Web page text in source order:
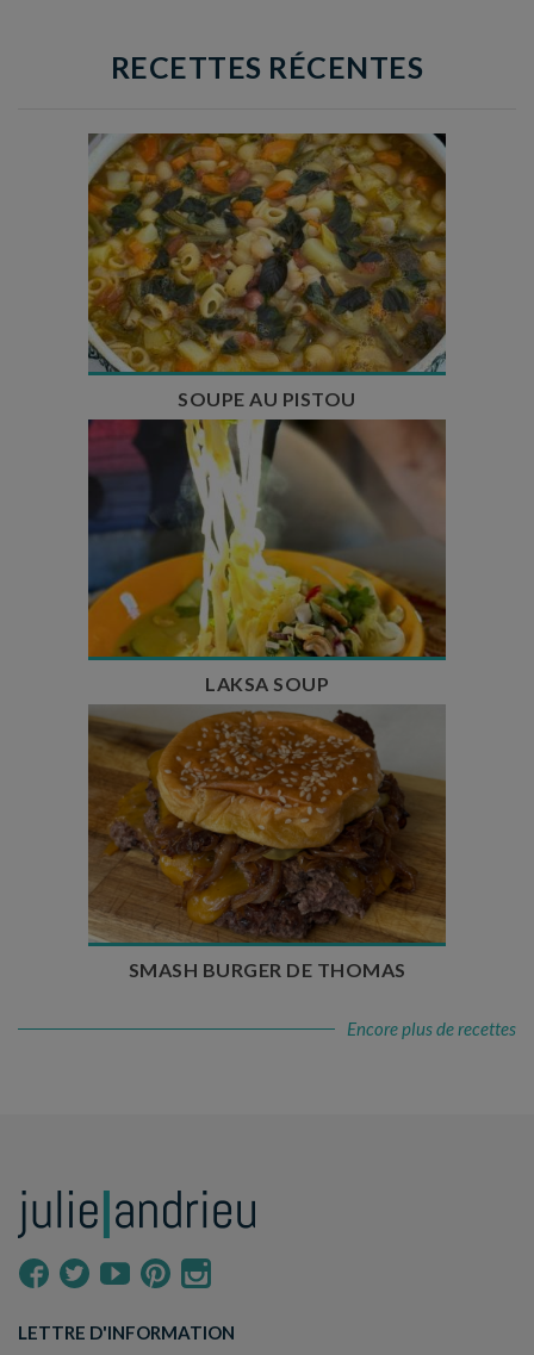
RECETTES RÉCENTES
Temps de préparation : 35 min
Temps de cuisson : 1h15
Nombre de couverts : 8
SOUPE AU PISTOU
Temps de préparation : 40 min
Temps de cuisson : 25 min
Nombre de couverts : 4
LAKSA SOUP
Temps de préparation : 20 min
Temps de cuisson : 5 à 10 min
Nombre de couverts : 4
SMASH BURGER DE THOMAS
Encore plus de recettes
LETTRE D'INFORMATION